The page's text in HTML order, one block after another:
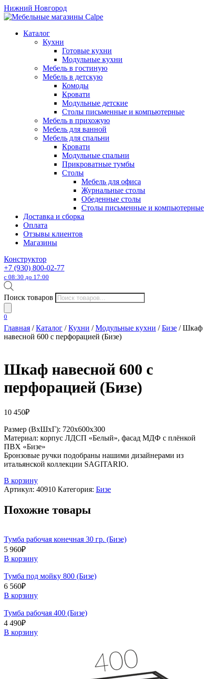
Нижний Новгород
Каталог
Кухни
Готовые кухни
Модульные кухни
Мебель в гостиную
Мебель в детскую
Комоды
Кровати
Модульные детские
Столы письменные и компьютерные
Мебель в прихожую
Мебель для ванной
Мебель для спальни
Кровати
Модульные спальни
Прикроватные тумбы
Столы
Мебель для офиса
Журнальные столы
Обеденные столы
Столы письменные и компьютерные
Доставка и сборка
Оплата
Отзывы клиентов
Магазины
Конструктор
+7 (930) 800-02-77
с 08:30 до 17:00
Поиск товаров
0
Главная /Каталог /Кухни /Модульные кухни /Бизе / Шкаф
навесной 600 с перфорацией (Бизе)
Шкаф навесной 600 с
перфорацией (Бизе)
10 450₽
Размер (ВхШхГ): 720х600х300
Материал: корпус ЛДСП «Белый», фасад МДФ с плёнкой
ПВХ «Бизе»
Бронзовые ручки подобраны нашими дизайнерами из
итальянской коллекции SAGITARIO.
В корзину
Артикул: 40910 Категория: Бизе
Похожие товары
Тумба рабочая конечная 30 гр. (Бизе)
5 960₽
В корзину
Тумба под мойку 800 (Бизе)
6 560₽
В корзину
Тумба рабочая 400 (Бизе)
4 490₽
В корзину